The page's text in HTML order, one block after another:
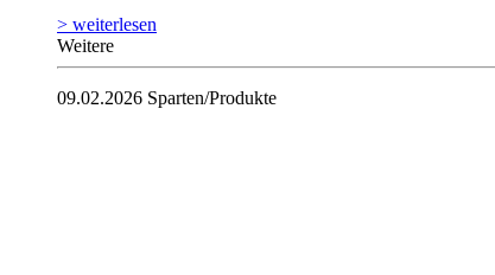
> weiterlesen
Weitere
09.02.2026 Sparten/Produkte